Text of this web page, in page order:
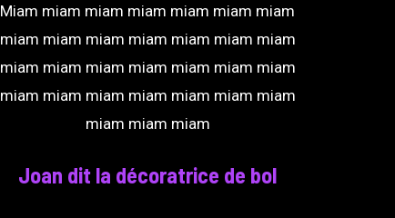
Miam miam miam miam miam miam miam
miam miam miam miam miam miam miam
miam miam miam miam miam miam miam
miam miam miam miam miam miam miam
miam miam miam
Joan dit la décoratrice de bol